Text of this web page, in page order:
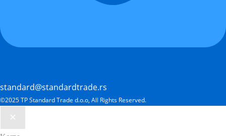
standard@standardtrade.rs
©2025 TP Standard Trade d.o.o, All Rights Reserved.